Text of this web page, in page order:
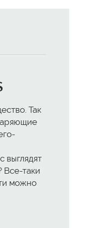
Так
выглядят
Все-таки
можно